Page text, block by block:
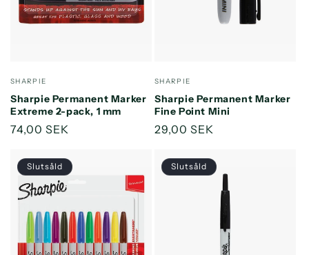
Säljare:
SHARPIE
Sharpie Permanent Marker
Extreme 2-pack, 1 mm
Ordinarie
74,00 SEK
Säljare:
SHARPIE
Sharpie Permanent Marker
Fine Point Mini
Ordinarie
29,00 SEK
Slutsåld Slutsåld